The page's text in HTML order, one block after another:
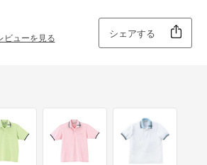
ビューを見る シェアする